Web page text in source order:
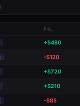
P&L
+$480
-$120
+$720
+$210
-$85